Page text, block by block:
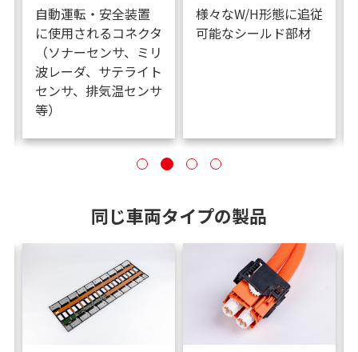
自動運転・安全装置
に使用されるコネクタ
（ソナーセンサ、ミリ
波レーダ、サテライト
センサ、排気温センサ
等）
様々なW/H形態に追従
可能なシールド部材
同じ車両タイプの製品